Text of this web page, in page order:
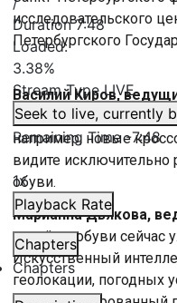
Duration7:48
Loaded:
3.38%
Stream TypeLIVE
Seek to live, currently
Remaining Time-7:48
1x
Playback Rate
Chapters
Chapters
исследовательского
Петербургского
Василий Киров,
когда ищете в
например, новые
видите исключительно
обуви.
Марианна Дьякова,
какой-то обуви сейчас
Искусственный
геолокации, погодных